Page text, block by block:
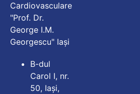
Cardiovasculare
"Prof. Dr.
George I.M.
Georgescu" Iași
B-dul
Carol I, nr.
50, Iași,